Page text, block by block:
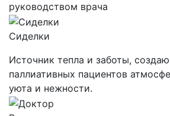
руководством врача
Сиделки
Источник тепла и заботы,
паллиативных пациентов
уюта и нежности.